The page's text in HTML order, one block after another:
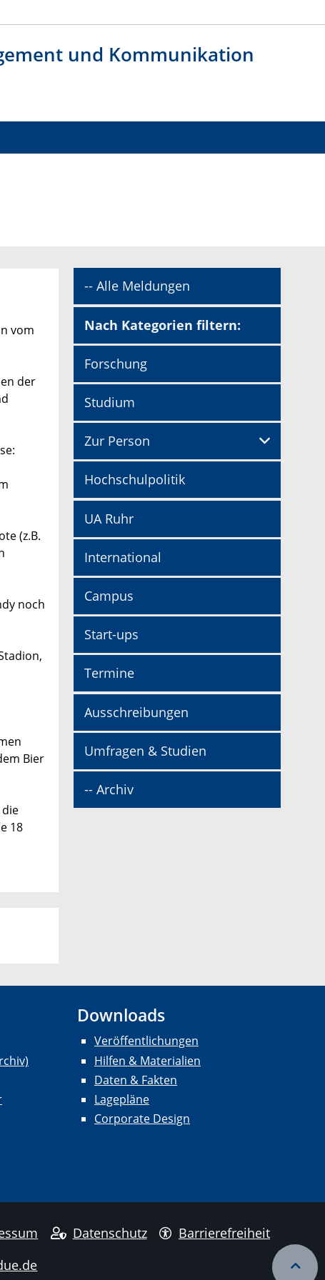
und Kommunikation
vom
der
(z.B.
noch
Bier
18
-- Alle Meldungen
Nach Kategorien filtern:
Forschung
Studium
Zur Person
Hochschulpolitik
UA Ruhr
International
Campus
Start-ups
Termine
Ausschreibungen
Umfragen & Studien
-- Archiv
Downloads
Veröffentlichungen
Hilfen & Materialien
Daten & Fakten
Lagepläne
Corporate Design
Datenschutz
Barrierefreiheit